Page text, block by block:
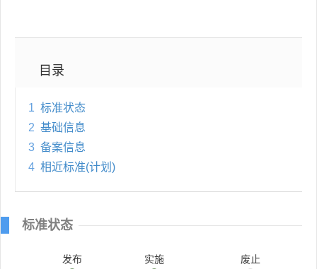
目录
1 标准状态
2 基础信息
3 备案信息
4 相近标准(计划)
标准状态
发布 实施 废止